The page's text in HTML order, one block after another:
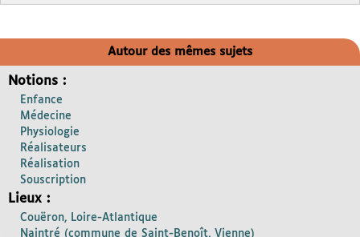
Autour des mêmes sujets
Notions :
Enfance
Médecine
Physiologie
Réalisateurs
Réalisation
Souscription
Lieux :
Couëron, Loire-Atlantique
Naintré (commune de Saint-Benoît, Vienne)